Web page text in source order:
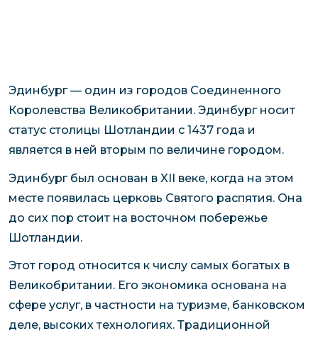
Эдинбург — один из городов Соединенного
Королевства Великобритании. Эдинбург носит
статус столицы Шотландии с 1437 года и
является в ней вторым по величине городом.
Эдинбург был основан в XII веке, когда на этом
месте появилась церковь Святого распятия. Она
до сих пор стоит на восточном побережье
Шотландии.
Этот город относится к числу самых богатых в
Великобритании. Его экономика основана на
сфере услуг, в частности на туризме, банковском
деле, высоких технологиях. Традиционной